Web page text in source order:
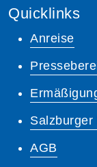
Quicklinks
Anreise
Salzburger
AGB